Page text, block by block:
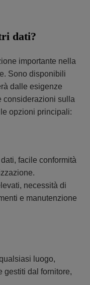
dati?
importante nella
Sono disponibili
dalle esigenze
considerazioni sulla
opzioni principali:
facile conformità
necessità di
e manutenzione
luogo,
gestiti dal fornitore,